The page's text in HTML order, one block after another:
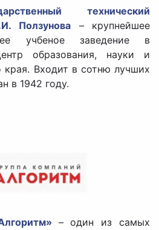
технический
Ползунова – крупнейшее
учбеное заведение в
образования, науки и
края. Входит в сотню лучших
в 1942 году.
– один из самых